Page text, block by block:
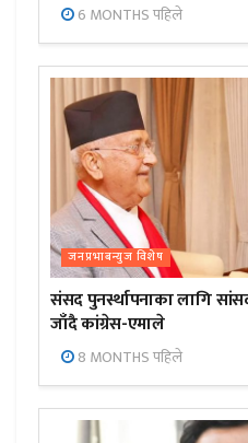
6 MONTHS पहिले
जनप्रभाबन्युज विशेष
संसद पुनर्स्थापनाका लागि
जाँदै कांग्रेस-एमाले
8 MONTHS पहिले